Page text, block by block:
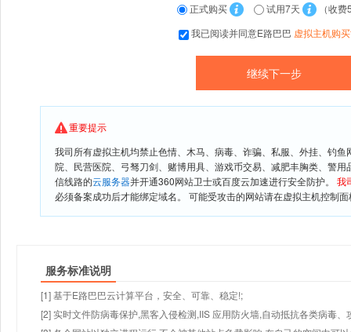
正式购买 试用7天
（收费
我已阅读并同意E路巴巴 虚拟主机购
重要提示
我司所有虚拟主机均禁止色情、木马、病毒、诈骗、私服、外挂、钓
院、民营医院、弓驽刀剑、赌博用具、游戏币交易、减肥丰胸类、警
信线路的云服务器并开通360网站卫士或百度云加速进行安全防护。 我
必须备案成功后才能绑定域名。 可能受攻击的网站请在虚拟主机控制
服务标准说明
[1] 基于E路巴巴云计算平台，安全、可靠、稳定!;
[2] 实时文件防病毒保护,黑客入侵检测,IIS 应用防火墙,自动抵抗各类病毒、